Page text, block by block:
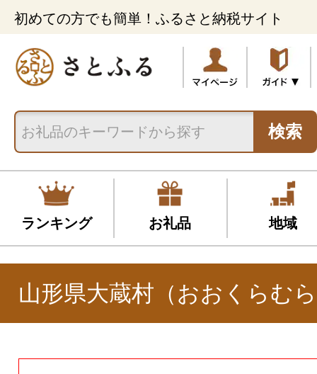
初めての方でも簡単！ふるさと納税サイト
検索
ランキング お礼品 地域
山形県大蔵村（おおくらむ